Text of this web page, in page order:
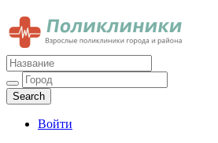
Поликлиники
Взрослые поликлиники города и
Войти